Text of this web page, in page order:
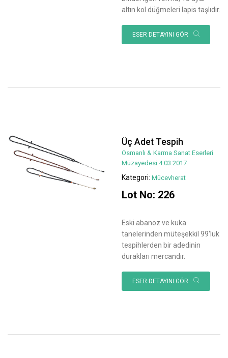
altın kol düğmeleri lapis taşlıdır.
ESER DETAYINI GÖR
Üç Adet Tespih
Osmanlı & Karma Sanat Eserleri
Müzayedesi 4.03.2017
Kategori: Mücevherat
Lot No: 226
Eski abanoz ve kuka
tanelerinden müteşekkil 99‘luk
tespihlerden bir adedinin
durakları mercandır.
ESER DETAYINI GÖR